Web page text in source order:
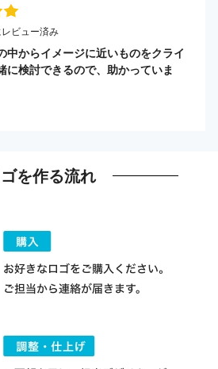
ビュー済み
中からイメージに近いものをクライ
に検討できるので、助かっていま
を作る流れ